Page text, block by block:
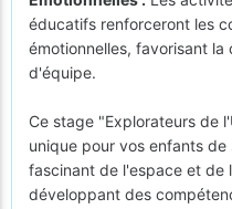
éducatifs renforceront les
émotionnelles, favorisant
d'équipe.
Ce stage "Explorateurs de
unique pour vos enfants
fascinant de l'espace et de
développant des